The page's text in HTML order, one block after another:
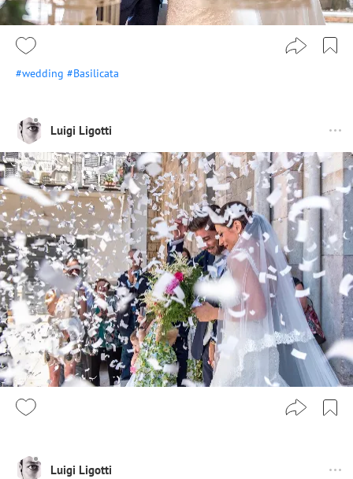
#wedding #Basilicata
Luigi Ligotti
Luigi Ligotti